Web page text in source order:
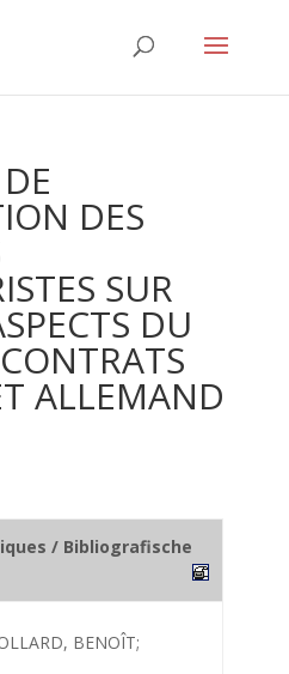
DES
SUR
DU
ALLEMAND
/ Bibliografische
BENOÎT;